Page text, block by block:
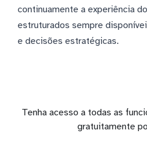
continuamente a experiência
estruturados sempre
e decisões estratégicas.
Tenha acesso a todas as
gratuitamente